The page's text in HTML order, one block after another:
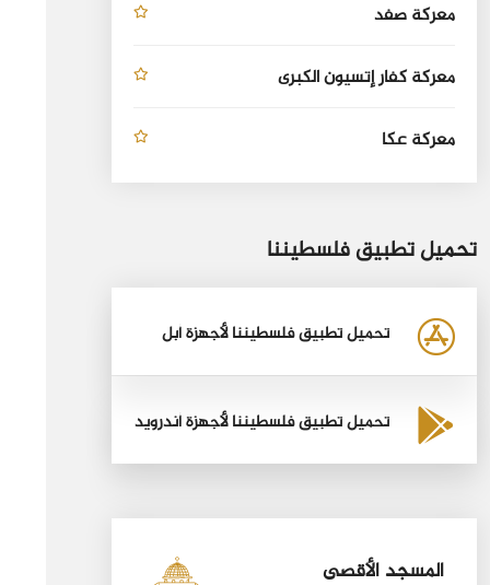
معركة صفد
معركة كفار إتسيون الكبرى
معركة عكا
تحميل تطبيق فلسطيننا
تحميل تطبيق فلسطيننا لأجهزة أبل
تحميل تطبيق فلسطيننا لأجهزة أندرويد
المسجد الأقصى